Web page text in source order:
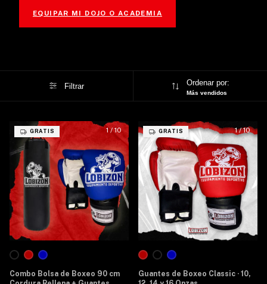
EQUIPAR MI DOJO O ACADEMIA
Filtrar Ordenar por:
Más vendidos
1/10
GRATIS
Combo Bolsa de Boxeo 90 cm
1/10
GRATIS
Guantes de Boxeo Classic · 10,